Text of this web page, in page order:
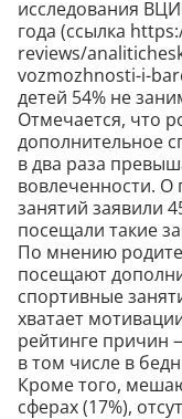
исследования
года (ссылка
reviews/
vozmozhnosti-i-
детей 54% не
Отмечается, что
дополнительное
в два раза
вовлеченности.
занятий заявили
посещали такие
По мнению
посещают
спортивные
хватает
рейтинге причин
в том числе в
Кроме того,
сферах (17%),